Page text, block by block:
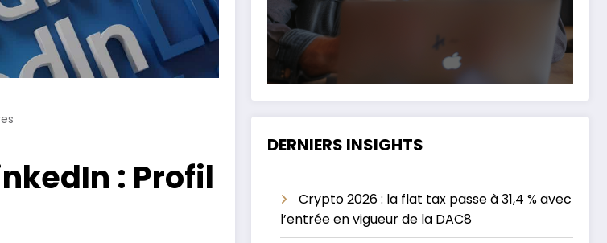
: Profil
DERNIERS INSIGHTS
Crypto 2026 : la flat tax passe à 31,4 % avec
l’entrée en vigueur de la DAC8